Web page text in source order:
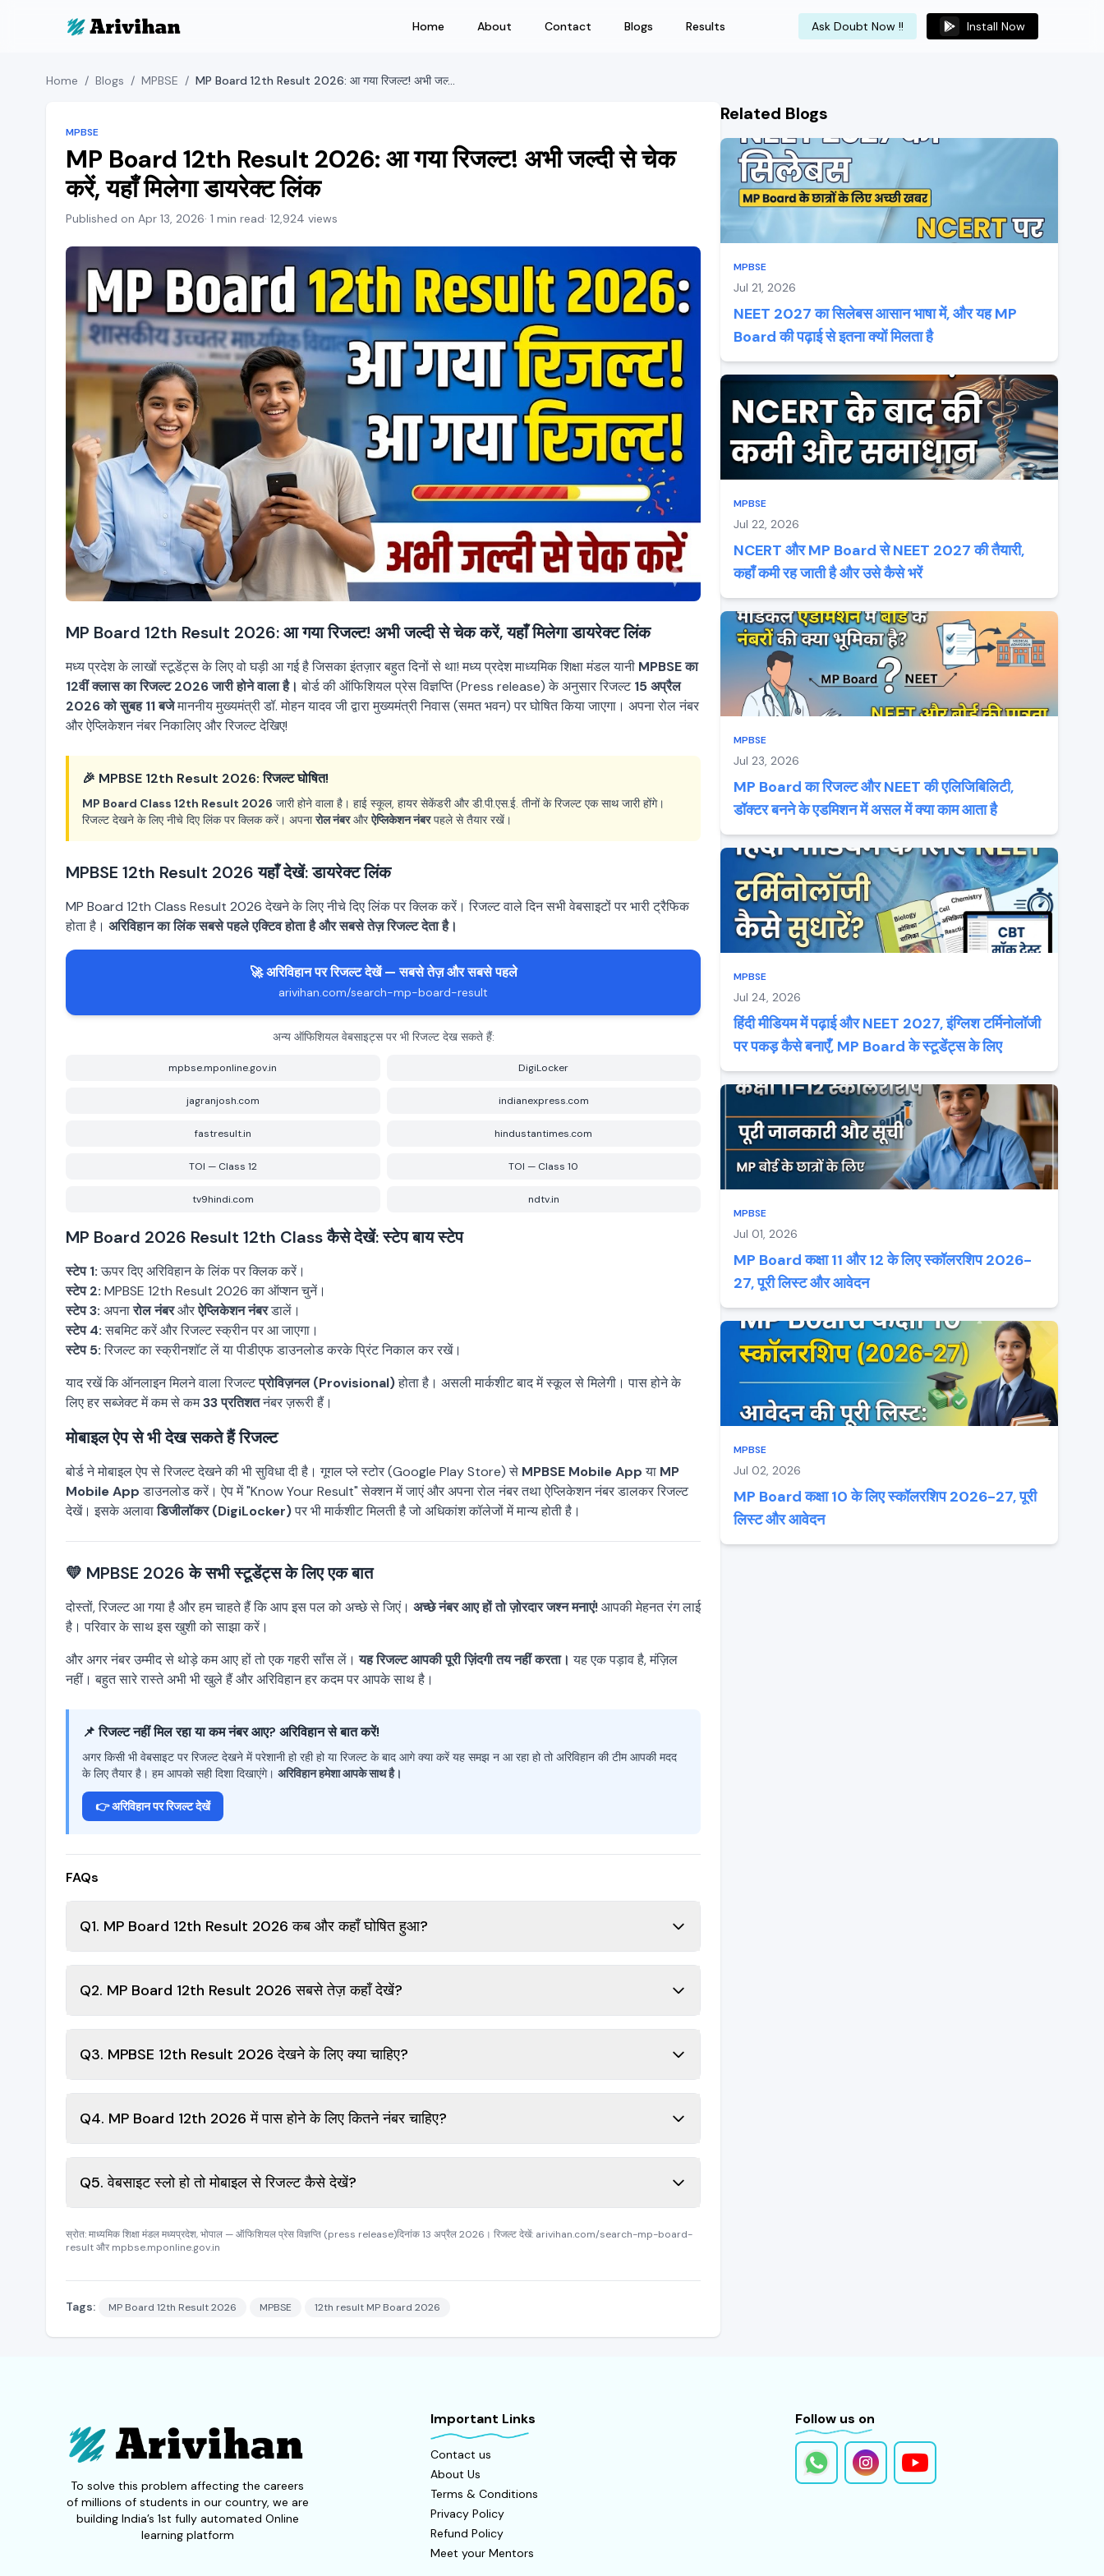
Home About Contact Blogs Results Ask Doubt Now !! Install Now
Home / Blogs / MPBSE / MP Board 12th Result 2026: आ गया रिजल्ट! अभी जल्दी से चेक करें, यहाँ मिलेगा डायरेक्ट लिंक
MPBSE
MP Board 12th Result 2026: आ गया रिजल्ट! अभी जल्दी से चेक
करें, यहाँ मिलेगा डायरेक्ट लिंक
Published on Apr 13, 2026· 1 min read· 12,924 views
MP Board 12th Result 2026: आ गया रिजल्ट! अभी जल्दी से चेक करें, यहाँ मिलेगा डायरेक्ट लिंक
मध्य प्रदेश के लाखों स्टूडेंट्स के लिए वो घड़ी आ गई है जिसका इंतज़ार बहुत दिनों से था! मध्य प्रदेश माध्यमिक शिक्षा मंडल यानी MPBSE का
12वीं क्लास का रिजल्ट 2026 जारी होने वाला है। बोर्ड की ऑफिशियल प्रेस विज्ञप्ति (Press release) के अनुसार रिजल्ट15 अप्रैल
2026 को सुबह 11 बजेमाननीय मुख्यमंत्री डॉ. मोहन यादव जी द्वारा मुख्यमंत्री निवास (समत भवन) पर घोषित किया जाएगा। अपना रोल नंबर
और ऐप्लिकेशन नंबर निकालिए और रिजल्ट देखिए!
🎉 MPBSE 12th Result 2026: रिजल्ट घोषित!
MP Board Class 12th Result 2026 जारी होने वाला है। हाई स्कूल, हायर सेकेंडरी और डी.पी.एस.ई. तीनों के रिजल्ट एक साथ जारी होंगे।
रिजल्ट देखने के लिए नीचे दिए लिंक पर क्लिक करें। अपनारोल नंबरऔरऐप्लिकेशन नंबरपहले से तैयार रखें।
MPBSE 12th Result 2026 यहाँ देखें: डायरेक्ट लिंक
MP Board 12th Class Result 2026 देखने के लिए नीचे दिए लिंक पर क्लिक करें। रिजल्ट वाले दिन सभी वेबसाइटों पर भारी ट्रैफिक
होता है। अरिविहान का लिंक सबसे पहले एक्टिव होता है और सबसे तेज़ रिजल्ट देता है।
🚀 अरिविहान पर रिजल्ट देखें — सबसे तेज़ और सबसे पहले
arivihan.com/search-mp-board-result
अन्य ऑफिशियल वेबसाइट्स पर भी रिजल्ट देख सकते हैं:
mpbse.mponline.gov.in DigiLocker
jagranjosh.com indianexpress.com
fastresult.in hindustantimes.com
TOI — Class 12 TOI — Class 10
tv9hindi.com ndtv.in
MP Board 2026 Result 12th Class कैसे देखें: स्टेप बाय स्टेप
स्टेप 1:ऊपर दिए अरिविहान के लिंक पर क्लिक करें।
स्टेप 2: MPBSE 12th Result 2026 का ऑप्शन चुनें।
स्टेप 3: अपनारोल नंबरऔरऐप्लिकेशन नंबरडालें।
स्टेप 4:सबमिट करें और रिजल्ट स्क्रीन पर आ जाएगा।
स्टेप 5:रिजल्ट का स्क्रीनशॉट लें या पीडीएफ डाउनलोड करके प्रिंट निकाल कर रखें।
याद रखें कि ऑनलाइन मिलने वाला रिजल्टप्रोविज़नल (Provisional)होता है। असली मार्कशीट बाद में स्कूल से मिलेगी। पास होने के
लिए हर सब्जेक्ट में कम से कम33 प्रतिशतनंबर ज़रूरी हैं।
मोबाइल ऐप से भी देख सकते हैं रिजल्ट
बोर्ड ने मोबाइल ऐप से रिजल्ट देखने की भी सुविधा दी है। गूगल प्ले स्टोर (Google Play Store) से MPBSE Mobile Appया MP
Mobile Appडाउनलोड करें। ऐप में "Know Your Result" सेक्शन में जाएं और अपना रोल नंबर तथा ऐप्लिकेशन नंबर डालकर रिजल्ट
देखें। इसके अलावाडिजीलॉकर (DigiLocker)पर भी मार्कशीट मिलती है जो अधिकांश कॉलेजों में मान्य होती है।
💛 MPBSE 2026 के सभी स्टूडेंट्स के लिए एक बात
दोस्तों, रिजल्ट आ गया है और हम चाहते हैं कि आप इस पल को अच्छे से जिएं। अच्छे नंबर आए हों तो ज़ोरदार जश्न मनाएं!आपकी मेहनत रंग लाई
है। परिवार के साथ इस खुशी को साझा करें।
और अगर नंबर उम्मीद से थोड़े कम आए हों तो एक गहरी साँस लें।यह रिजल्ट आपकी पूरी ज़िंदगी तय नहीं करता। यह एक पड़ाव है, मंज़िल
नहीं। बहुत सारे रास्ते अभी भी खुले हैं और अरिविहान हर कदम पर आपके साथ है।
📌 रिजल्ट नहीं मिल रहा या कम नंबर आए? अरिविहान से बात करें!
अगर किसी भी वेबसाइट पर रिजल्ट देखने में परेशानी हो रही हो या रिजल्ट के बाद आगे क्या करें यह समझ न आ रहा हो तो अरिविहान की टीम आपकी मदद
के लिए तैयार है। हम आपको सही दिशा दिखाएंगे। अरिविहान हमेशा आपके साथ है।
👉 अरिविहान पर रिजल्ट देखें
FAQs
Q1. MP Board 12th Result 2026 कब और कहाँ घोषित हुआ?
Q2. MP Board 12th Result 2026 सबसे तेज़ कहाँ देखें?
Q3. MPBSE 12th Result 2026 देखने के लिए क्या चाहिए?
Q4. MP Board 12th 2026 में पास होने के लिए कितने नंबर चाहिए?
Q5. वेबसाइट स्लो हो तो मोबाइल से रिजल्ट कैसे देखें?
स्रोत: माध्यमिक शिक्षा मंडल मध्यप्रदेश, भोपाल — ऑफिशियल प्रेस विज्ञप्ति (press release)दिनांक 13 अप्रैल 2026। रिजल्ट देखें: arivihan.com/search-mp-board-
result और mpbse.mponline.gov.in
Tags: MP Board 12th Result 2026 MPBSE 12th result MP Board 2026
Related Blogs
MPBSE
Jul 21, 2026
NEET 2027 का सिलेबस आसान भाषा में, और यह MP
Board की पढ़ाई से इतना क्यों मिलता है
MPBSE
Jul 22, 2026
NCERT और MP Board से NEET 2027 की तैयारी,
कहाँ कमी रह जाती है और उसे कैसे भरें
MPBSE
Jul 23, 2026
MP Board का रिजल्ट और NEET की एलिजिबिलिटी,
डॉक्टर बनने के एडमिशन में असल में क्या काम आता है
MPBSE
Jul 24, 2026
हिंदी मीडियम में पढ़ाई और NEET 2027, इंग्लिश टर्मिनोलॉजी
पर पकड़ कैसे बनाएँ, MP Board के स्टूडेंट्स के लिए
MPBSE
Jul 01, 2026
MP Board कक्षा 11 और 12 के लिए स्कॉलरशिप 2026-
27, पूरी लिस्ट और आवेदन
MPBSE
Jul 02, 2026
MP Board कक्षा 10 के लिए स्कॉलरशिप 2026-27, पूरी
लिस्ट और आवेदन
To solve this problem affecting the careers
of millions of students in our country, we are
building India’s 1st fully automated Online
learning platform
Important Links
Contact us
About Us
Terms & Conditions
Privacy Policy
Refund Policy
Meet your Mentors
Follow us on